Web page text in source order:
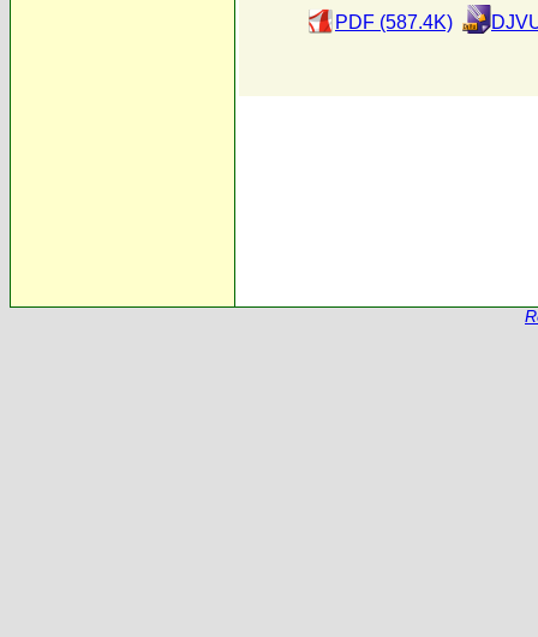
PDF (587.4K)